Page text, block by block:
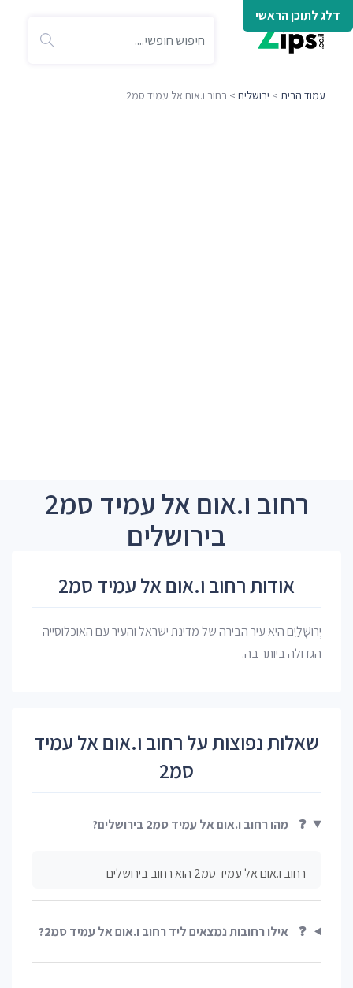
דלג לתוכן הראשי
עמוד הבית > ירושלים > רחוב ו.אום אל עמיד סמ2
רחוב ו.אום אל עמיד סמ2
בירושלים
אודות רחוב ו.אום אל עמיד סמ2
יְרוּשָׁלַיִם היא עיר הבירה של מדינת ישראל והעיר עם האוכלוסייה
הגדולה ביותר בה.
שאלות נפוצות על רחוב ו.אום אל עמיד
סמ2
❓ מהו רחוב ו.אום אל עמיד סמ2 בירושלים?
רחוב ו.אום אל עמיד סמ2 הוא רחוב בירושלים
❓ אילו רחובות נמצאים ליד רחוב ו.אום אל עמיד סמ2?